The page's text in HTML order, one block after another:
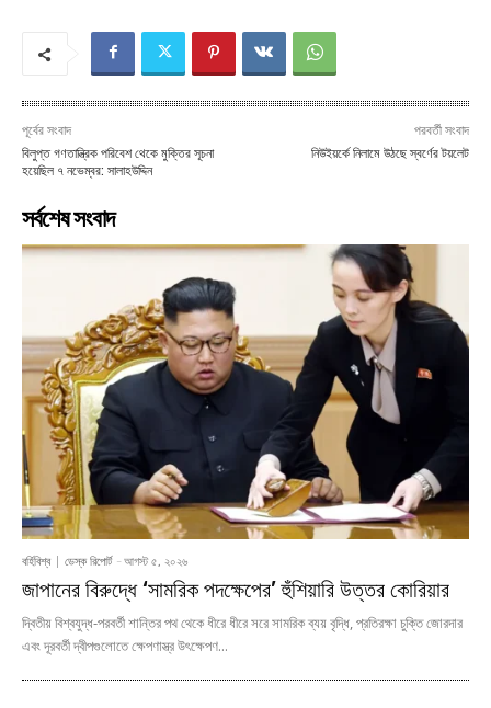
পূর্বের সংবাদ
বিলুপ্ত গণতান্ত্রিক পরিবেশ থেকে মুক্তির সূচনা
হয়েছিল ৭ নভেম্বর: সালাহউদ্দিন
পরবর্তী সংবাদ
নিউইয়র্কে নিলামে উঠছে স্বর্ণের টয়লেট
সর্বশেষ সংবাদ
বর্হিবিশ্ব ডেস্ক রিপোর্ট - আগস্ট ৫, ২০২৬
জাপানের বিরুদ্ধে ‘সামরিক পদক্ষেপের’ হুঁশিয়ারি উত্তর কোরিয়ার
দ্বিতীয় বিশ্বযুদ্ধ-পরবর্তী শান্তির পথ থেকে ধীরে ধীরে সরে সামরিক ব্যয় বৃদ্ধি, প্রতিরক্ষা চুক্তি জোরদার
এবং দূরবর্তী দ্বীপগুলোতে ক্ষেপণাস্ত্র উৎক্ষেপণ...